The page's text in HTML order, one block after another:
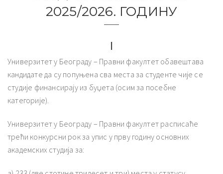
2025/2026. ГОДИНУ
I
Универзитет у Београду – Правни факултет обавештава
кандидате да су попуњена сва места за студенте чије се
студије финансирају из буџета (осим за посебне
категорије).
Универзитет у Београду – Правни факултет расписаће
трећи конкурсни рок за упис у прву годину основних
академских студија за: